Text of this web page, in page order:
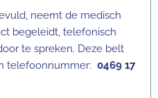
neemt de medisch
begeleidt, telefonisch
te spreken. Deze belt
telefoonnummer: 0469 17